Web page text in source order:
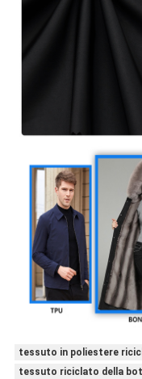
tessuto in poliestere
tessuto riciclato della